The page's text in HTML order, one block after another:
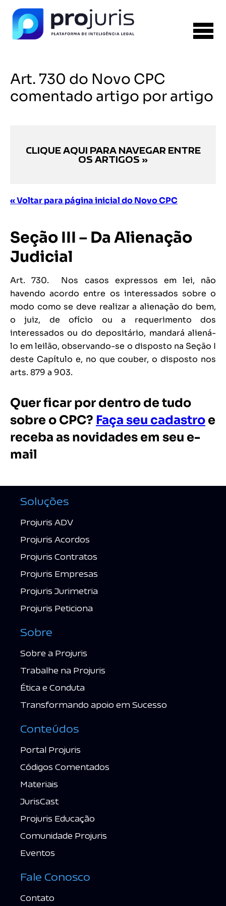
Art. 730 do Novo CPC
comentado artigo por artigo
CLIQUE AQUI PARA NAVEGAR ENTRE
OS ARTIGOS »
« Voltar para página inicial do Novo CPC
Seção III – Da Alienação
Judicial
Art. 730. Nos casos expressos em lei, não
havendo acordo entre os interessados sobre o
modo como se deve realizar a alienação do bem,
o juiz, de ofício ou a requerimento dos
interessados ou do depositário, mandará aliená-
lo em leilão, observando-se o disposto na Seção I
deste Capítulo e, no que couber, o disposto nos
arts. 879 a 903.
Quer ficar por dentro de tudo
sobre o CPC? Faça seu cadastro e
receba as novidades em seu e-
mail
Soluções
Projuris ADV
Projuris Acordos
Projuris Contratos
Projuris Empresas
Projuris Jurimetria
Projuris Peticiona
Sobre
Sobre a Projuris
Trabalhe na Projuris
Ética e Conduta
Transformando apoio em Sucesso
Conteúdos
Portal Projuris
Códigos Comentados
Materiais
JurisCast
Projuris Educação
Comunidade Projuris
Eventos
Fale Conosco
Contato